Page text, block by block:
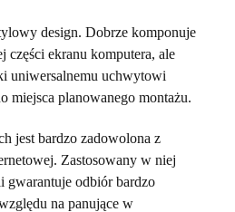
design. Dobrze komponuje
części ekranu komputera, ale
uniwersalnemu uchwytowi
miejsca planowanego montażu.
jest bardzo zadowolona z
Zastosowany w niej
gwarantuje odbiór bardzo
na panujące w